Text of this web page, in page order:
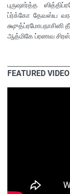
புருஷார்த்த
ப்ர்க்கோ தேவஸ்ய
க்ஷுத்ப்ரமோபநாசினி
ஆத்மிகே ப்ரணவ
FEATURED VIDEO